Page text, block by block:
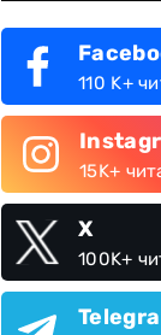
110 K+
15K+
X
100K+